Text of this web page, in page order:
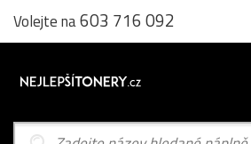
Volejte na603 716 092